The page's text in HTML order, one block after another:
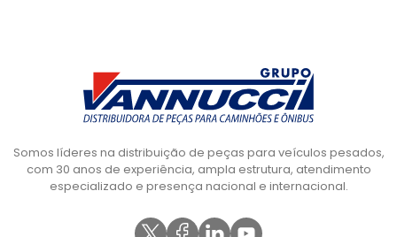
Somos líderes na distribuição de peças para veículos pesados,
com 30 anos de experiência, ampla estrutura, atendimento
especializado e presença nacional e internacional.